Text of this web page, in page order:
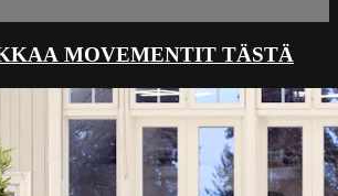
MOVEMENTIT TÄSTÄ